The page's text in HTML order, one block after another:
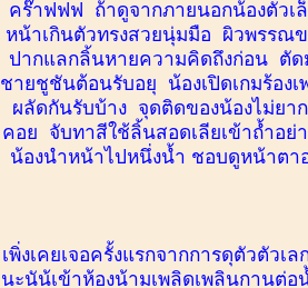
คร๊าฟฟฟ ถ้าดูจากภายนอกน้องตัวเ
หน้าเกินตัวทรงสวยนุ่มมือ ผิวพรรณข
ปากแลกลิ้นหายความคิดถึงก่อน ตัด
ชายชูชันต้อนรับอยุ น้องเปิดเกมร้อง
ผลัดกันรับบ้าง จุดติดของน้องไม่ยา
คอย จับทาสีใช้ลิ้นสอดเลียเข้าถ้ำอย่
น้องนำหน้าไปหนึ่งน้ำ ชอบดูหน้าตา
เพิ่งเคยเจอครั้งแรกจากการดุตัวตัว
นะนัน้เข้าห้องน้ามเพลิดเพลินกานต่